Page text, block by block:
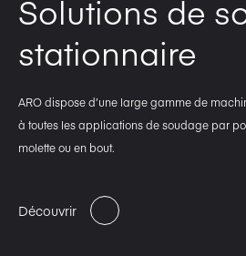
Solutions de
stationnaire
ARO dispose d’une large gamme de
à toutes les applications de soudage par
molette ou en bout.
Découvrir